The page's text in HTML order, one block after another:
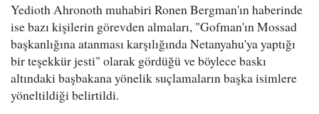
Yedioth Ahronoth muhabiri Ronen Bergman'ın haberinde
ise bazı kişilerin görevden almaları, "Gofman'ın Mossad
başkanlığına atanması karşılığında Netanyahu'ya yaptığı
bir teşekkür jesti" olarak gördüğü ve böylece baskı
altındaki başbakana yönelik suçlamaların başka isimlere
yöneltildiği belirtildi.